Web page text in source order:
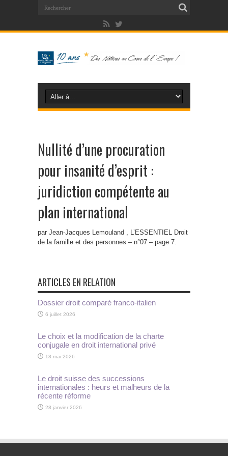
Nullité d’une procuration
pour insanité d’esprit :
juridiction compétente au
plan international
par Jean-Jacques Lemouland , L’ESSENTIEL Droit
de la famille et des personnes – n°07 – page 7.
ARTICLES EN RELATION
Dossier droit comparé franco-italien
6 juillet 2026
Le choix et la modification de la charte
conjugale en droit international privé
18 mai 2026
Le droit suisse des successions
internationales : heurs et malheurs de la
récente réforme
28 janvier 2026